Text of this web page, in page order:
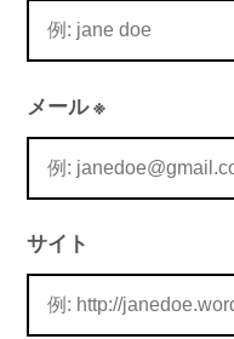
メール※
サイト